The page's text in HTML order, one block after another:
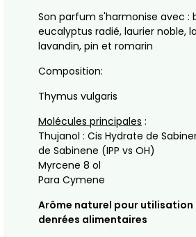
Son parfum s'harmonise avec :
eucalyptus radié, laurier noble,
lavandin, pin et romarin
Composition:
Thymus vulgaris
Molécules principales :
Thujanol : Cis Hydrate de
de Sabinene (IPP vs OH)
Myrcene 8 ol
Para Cymene
Arôme naturel pour utilisation
denrées alimentaires